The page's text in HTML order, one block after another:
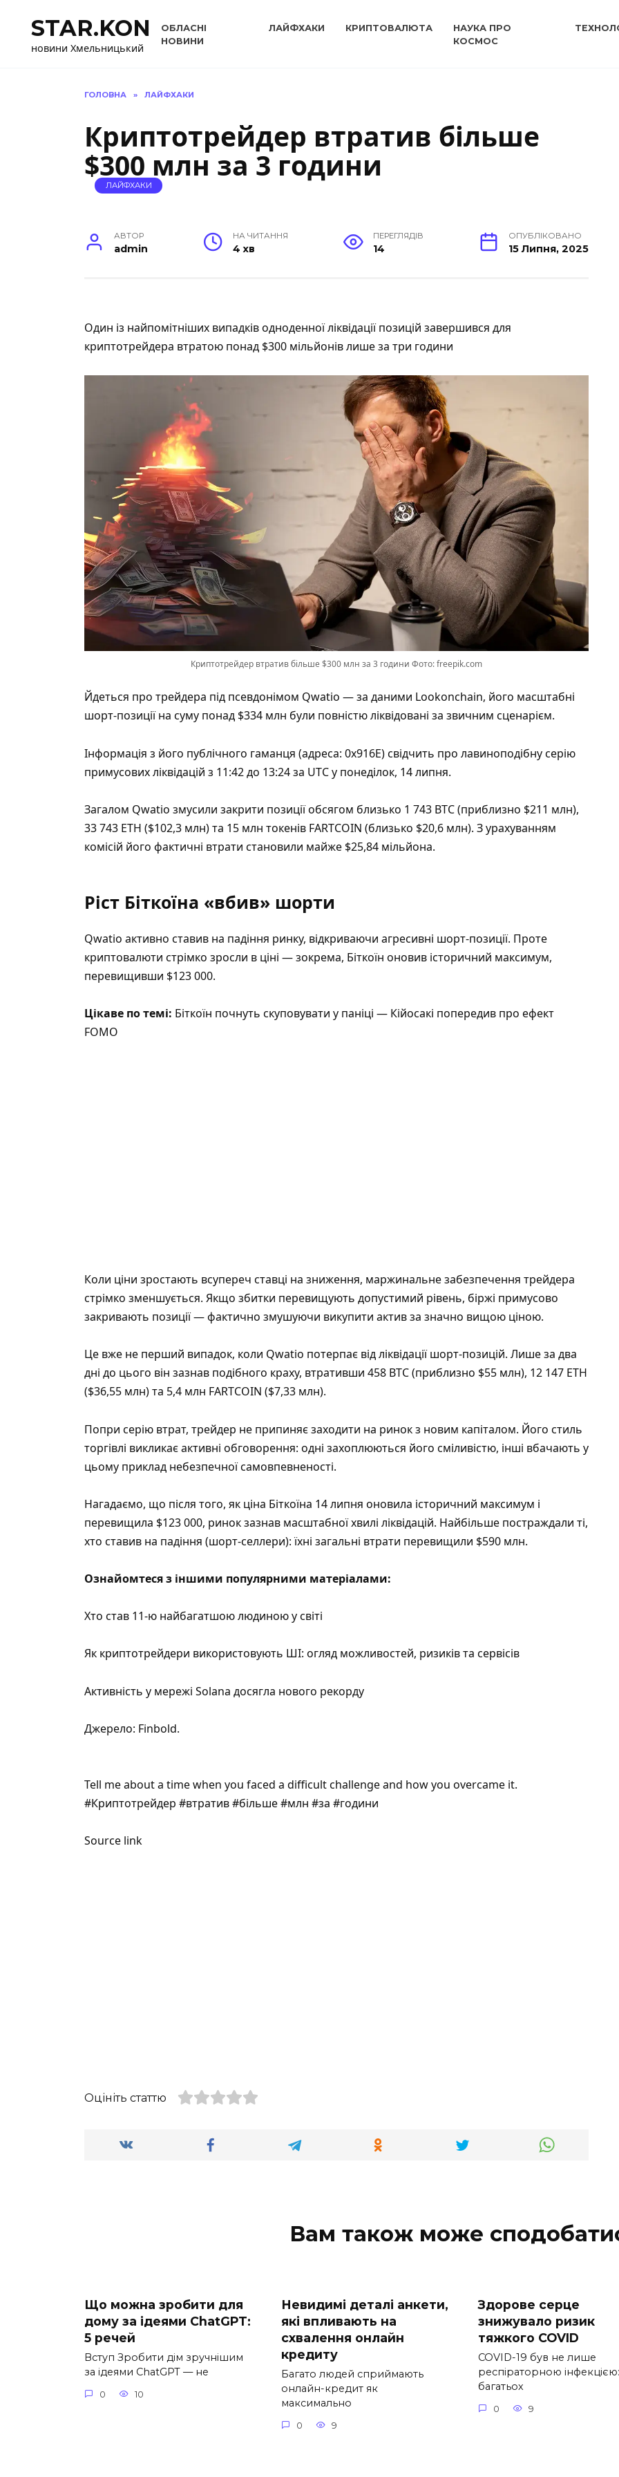
вмістуSTAR.KON
новини Хмельницький
ОБЛАСНІ
НОВИНИ
ЛАЙФХАКИ КРИПТОВАЛЮТА
НАУКА ПРО
КОСМОС
ГОЛОВНА » ЛАЙФХАКИ
Криптотрейдер втратив більше
$300 млн за 3 години
ЛАЙФХАКИ
АВТОР
admin
НА ЧИТАННЯ
4 хв
ПЕРЕГЛЯДІВ
14
ОПУБЛІКОВАНО
15 Липня, 2025
Один із найпомітніших випадків одноденної ліквідації позицій завершився для
криптотрейдера втратою понад $300 мільйонів лише за три години
Криптотрейдер втратив більше $300 млн за 3 години Фото: freepik.com
Йдеться про трейдера під псевдонімом Qwatio — за даними Lookonchain, його масштабні
шорт-позиції на суму понад $334 млн були повністю ліквідовані за звичним сценарієм.
Інформація з його публічного гаманця (адреса: 0x916E) свідчить про лавиноподібну серію
примусових ліквідацій з 11:42 до 13:24 за UTC у понеділок, 14 липня.
Загалом Qwatio змусили закрити позиції обсягом близько 1 743 BTC (приблизно $211 млн),
33 743 ETH ($102,3 млн) та 15 млн токенів FARTCOIN (близько $20,6 млн). З урахуванням
комісій його фактичні втрати становили майже $25,84 мільйона.
Ріст Біткоїна «вбив» шорти
Qwatio активно ставив на падіння ринку, відкриваючи агресивні шорт-позиції. Проте
криптовалюти стрімко зросли в ціні — зокрема, Біткоїн оновив історичний максимум,
перевищивши $123 000.
Цікаве по темі: Біткоїн почнуть скуповувати у паніці — Кійосакі попередив про ефект
FOMO
Коли ціни зростають всупереч ставці на зниження, маржинальне забезпечення трейдера
стрімко зменшується. Якщо збитки перевищують допустимий рівень, біржі примусово
закривають позиції — фактично змушуючи викупити актив за значно вищою ціною.
Це вже не перший випадок, коли Qwatio потерпає від ліквідації шорт-позицій. Лише за два
дні до цього він зазнав подібного краху, втративши 458 BTC (приблизно $55 млн), 12 147 ETH
($36,55 млн) та 5,4 млн FARTCOIN ($7,33 млн).
Попри серію втрат, трейдер не припиняє заходити на ринок з новим капіталом. Його стиль
торгівлі викликає активні обговорення: одні захоплюються його сміливістю, інші вбачають у
цьому приклад небезпечної самовпевненості.
Нагадаємо, що після того, як ціна Біткоїна 14 липня оновила історичний максимум і
перевищила $123 000, ринок зазнав масштабної хвилі ліквідацій. Найбільше постраждали ті,
хто ставив на падіння (шорт-селлери): їхні загальні втрати перевищили $590 млн.
Ознайомтеся з іншими популярними матеріалами:
Хто став 11-ю найбагатшою людиною у світі
Як криптотрейдери використовують ШІ: огляд можливостей, ризиків та сервісів
Активність у мережі Solana досягла нового рекорду
Джерело: Finbold.
Tell me about a time when you faced a difficult challenge and how you overcame it.
#Криптотрейдер #втратив #більше #млн #за #години
Source link
Оцініть статтю
Вам також може
Що можна зробити для
дому за ідеями ChatGPT:
5 речей
Вступ Зробити дім зручнішим
за ідеями ChatGPT — не
0 10
Невидимі деталі анкети,
які впливають на
схвалення онлайн
кредиту
Багато людей сприймають
онлайн-кредит як
максимально
0 9
Здорове серце
знижувало ризик
тяжкого COVID
COVID-19 був не лише
респіраторною
багатьох
0 9